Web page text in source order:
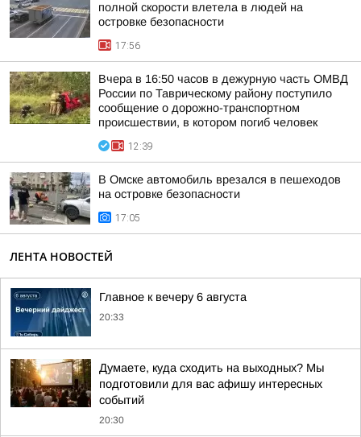
полной скорости влетела в людей на
островке безопасности
17:56
Вчера в 16:50 часов в дежурную часть ОМВД
России по Таврическому району поступило
сообщение о дорожно-транспортном
происшествии, в котором погиб человек
12:39
В Омске автомобиль врезался в пешеходов
на островке безопасности
17:05
ЛЕНТА НОВОСТЕЙ
Главное к вечеру 6 августа
20:33
Думаете, куда сходить на выходных? Мы
подготовили для вас афишу интересных
событий
20:30